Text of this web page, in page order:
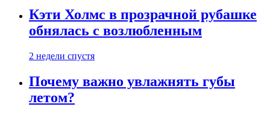
Кэти Холмс в прозрачной рубашке
обнялась с возлюбленным
2 недели спустя
Почему важно увлажнять губы
летом?